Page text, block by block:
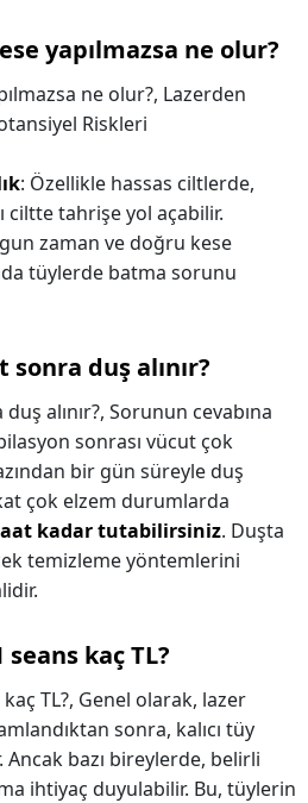
yapılmazsa ne olur?
ne olur?, Lazerden
Riskleri
: Özellikle hassas ciltlerde,
ciltte tahrişe yol açabilir.
zaman ve doğru kese
tüylerde batma sorunu
duş alınır?
alınır?, Sorunun cevabına
sonrası vücut çok
bir gün süreyle duş
çok elzem durumlarda
kadar tutabilirsiniz. Duşta
temizleme yöntemlerini
kaç TL?
TL?, Genel olarak, lazer
sonra, kalıcı tüy
Ancak bazı bireylerde, belirli
ihtiyaç duyulabilir. Bu, tüylerin